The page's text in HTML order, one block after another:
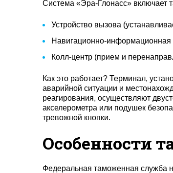
Система «Эра-Глонасс» включает
Устройство вызова
Навигационно-
Колл-центр (прием и
Как это работает? Терминал,
аварийной ситуации и
реагирования, осуществляют
акселерометра или подушек
тревожной кнопки.
Особенности
Федеральная таможенная служба